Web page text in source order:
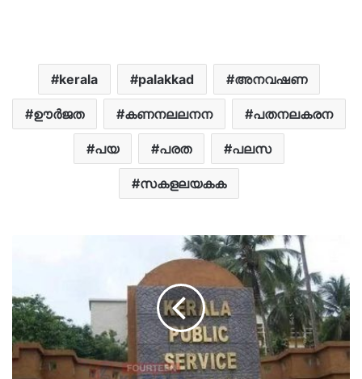
kerala palakkad അനവഷണ
ഊർജത കണനലലനന പതനലകരന
പയ പരത പലസ
സകളലയകക